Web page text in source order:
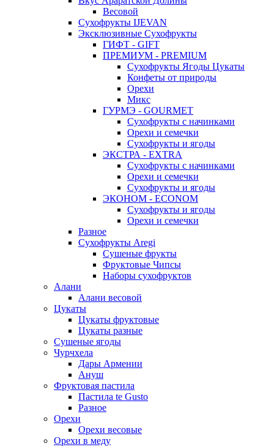
Весовой
Сухофрукты IJEVAN
Эксклюзивные Сухофрукты
ГИФТ - GIFT
ПРЕМИУМ - PREMIUM
Сухофрукты Ягоды Цукаты
Конфеты от природы
Орехи
Микс
ГУРМЭ - GOURMET
Сухофрукты с начинками
Орехи и семечки
Сухофрукты и ягоды
ЭКСТРА - EXTRA
Сухофрукты с начинками
Орехи и семечки
Сухофрукты и ягоды
ЭКОНОМ - ECONOM
Сухофрукты и ягоды
Орехи и семечки
Разное
Сухофрукты Aregi
Сушеные фрукты
Фруктовые Чипсы
Наборы сухофруктов
Алани
Алани весовой
Цукаты
Цукаты фруктовые
Цукаты разные
Сушеные ягоды
Чурчхела
Дары Армении
Ануш
Фруктовая пастила
Пастила te Gusto
Разное
Орехи
Орехи весовые
Орехи в меду